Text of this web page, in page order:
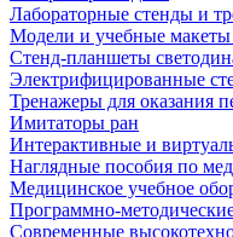
Лабораторные стенды и
Модели и учебные макеты
Стенд-планшеты
Электрифицированные
Тренажеры для оказания
Имитаторы ран
Интерактивные и
Наглядные пособия по
Медицинское учебное
Программно-
Современные